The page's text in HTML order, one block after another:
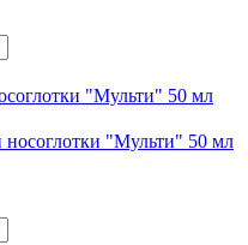
носоглотки "Мульти" 50 мл